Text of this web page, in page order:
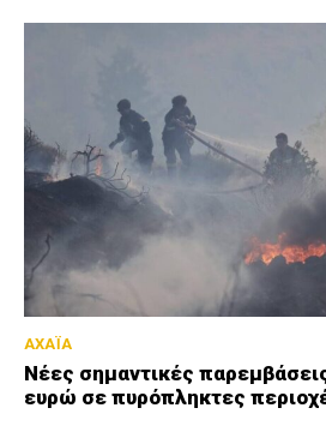
ΑΧΑΪΑ
Νέες σημαντικές
ευρώ σε πυρόπληκτες